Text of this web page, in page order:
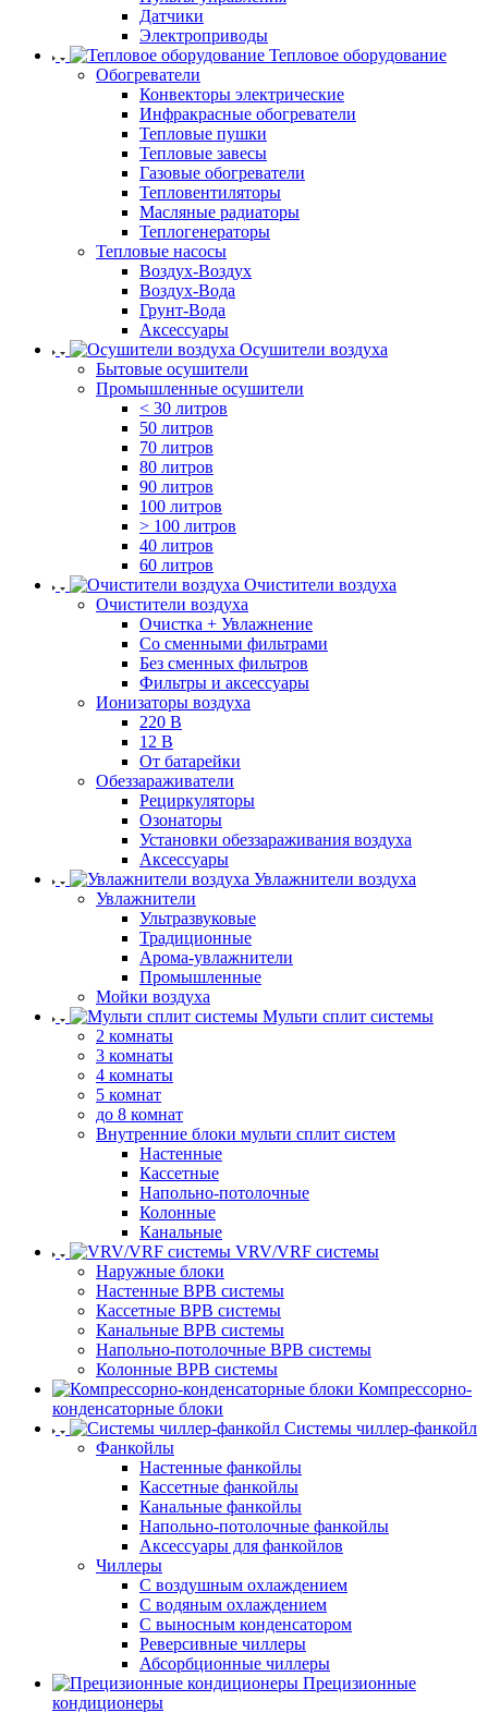
Датчики
Электроприводы
Тепловое оборудование
Обогреватели
Конвекторы электрические
Инфракрасные обогреватели
Тепловые пушки
Тепловые завесы
Газовые обогреватели
Тепловентиляторы
Масляные радиаторы
Теплогенераторы
Тепловые насосы
Воздух-Воздух
Воздух-Вода
Грунт-Вода
Аксессуары
Осушители воздуха
Бытовые осушители
Промышленные осушители
< 30 литров
50 литров
70 литров
80 литров
90 литров
100 литров
> 100 литров
40 литров
60 литров
Очистители воздуха
Очистители воздуха
Очистка + Увлажнение
Cо сменными фильтрами
Без сменных фильтров
Фильтры и аксессуары
Ионизаторы воздуха
220 В
12 В
От батарейки
Обеззараживатели
Рециркуляторы
Озонаторы
Установки обеззараживания воздуха
Аксессуары
Увлажнители воздуха
Увлажнители
Ультразвуковые
Традиционные
Арома-увлажнители
Промышленные
Мойки воздуха
Мульти сплит системы
2 комнаты
3 комнаты
4 комнаты
5 комнат
до 8 комнат
Внутренние блоки мульти сплит систем
Настенные
Кассетные
Напольно-потолочные
Колонные
Канальные
VRV/VRF системы
Наружные блоки
Настенные ВРВ системы
Кассетные ВРВ системы
Канальные ВРВ системы
Напольно-потолочные ВРВ системы
Колонные ВРВ системы
Компрессорно-
конденсаторные блоки
Системы чиллер-фанкойл
Фанкойлы
Настенные фанкойлы
Кассетные фанкойлы
Канальные фанкойлы
Напольно-потолочные фанкойлы
Аксессуары для фанкойлов
Чиллеры
С воздушным охлаждением
С водяным охлаждением
С выносным конденсатором
Реверсивные чиллеры
Абсорбционные чиллеры
Прецизионные
кондиционеры